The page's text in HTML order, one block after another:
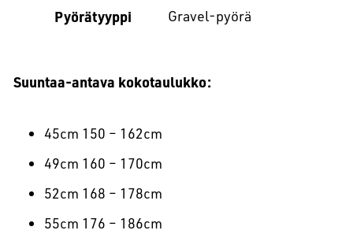
Pyörätyyppi Gravel-pyörä
Suuntaa-antava kokotaulukko:
45cm 150 – 162cm
49cm 160 – 170cm
52cm 168 – 178cm
55cm 176 – 186cm